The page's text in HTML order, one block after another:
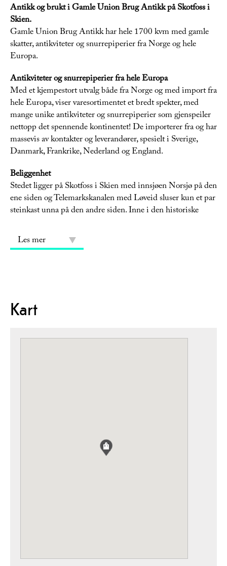
Antikk og brukt i Gamle Union Brug Antikk på Skotfoss i
Skien.
Gamle Union Brug Antikk har hele 1700 kvm med gamle
skatter, antikviteter og snurrepiperier fra Norge og hele
Europa.
Antikviteter og snurrepiperier fra hele Europa
Med et kjempestort utvalg både fra Norge og med import fra
hele Europa, viser varesortimentet et bredt spekter, med
mange unike antikviteter og snurrepiperier som gjenspeiler
nettopp det spennende kontinentet! De importerer fra og har
massevis av kontakter og leverandører, spesielt i Sverige,
Danmark, Frankrike, Nederland og England.
Beliggenhet
Stedet ligger på Skotfoss i Skien med innsjøen Norsjø på den
ene siden og Telemarkskanalen med Løveid sluser kun et par
steinkast unna på den andre siden. Inne i den historiske
Les mer
Kart